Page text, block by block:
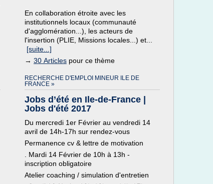
En collaboration étroite avec les
institutionnels locaux (communauté
d'agglomération...), les acteurs de
l'insertion (PLIE, Missions locales...) et...
[suite...]
→ 30 Articles pour ce thème
RECHERCHE D'EMPLOI MINEUR ILE DE
FRANCE »
Jobs d’été en Ile-de-France |
Jobs d'été 2017
Du mercredi 1er Février au vendredi 14
avril de 14h-17h sur rendez-vous
Permanence cv & lettre de motivation
. Mardi 14 Février de 10h à 13h -
inscription obligatoire
Atelier coaching / simulation d'entretien